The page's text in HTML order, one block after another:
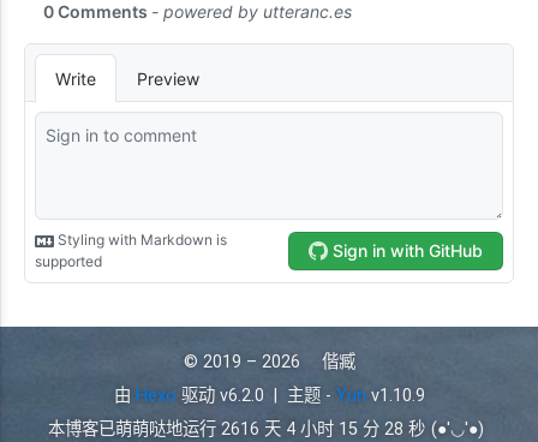
© 2019 – 2026
偕臧
由 Hexo 驱动 v6.2.0 主题 - Yun v1.10.9
本博客已萌萌哒地运行 2616 天 4 小时 15 分 28 秒 (●'◡'●)